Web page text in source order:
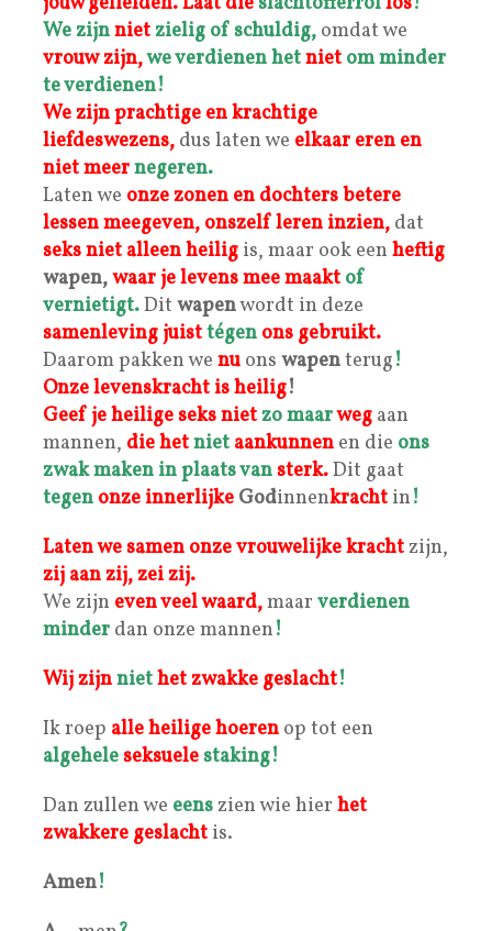
We zijnniet zielig of schuldig, omdat we
vrouwzijn,we verdienen hetniet om minder
te verdienen!
We zijn prachtige en krachtige
liefdeswezens, dus laten we elkaar eren en
niet meernegeren.
Laten we onze zonen en dochtersbetere
lessen meegeven, onszelf leren inzien, dat
seks niet alleen heilig is, maar ook een heftig
wapen,waar jelevensmee maakt of
vernietigt.Dit wapenwordt in deze
samenleving juisttégen ons gebruikt.
Daarom pakken we nu ons wapenterug!
Onze levenskracht is heilig!
Geef je heilige seks niet zo maarweg aan
mannen, die hetniet aankunnen en die ons
zwak maken in plaats van sterk.Dit gaat
tegen onze innerlijke Godinnenkracht in!
Laten we samen onzevrouwelijke krachtzijn,
zij aan zij, zei zij.
We zijn even veel waard,maar verdienen
minder dan onze mannen!
Wij zijnniethet zwakke geslacht!
Ik roep alleheilige hoeren op tot een
algehele seksuele staking!
Dan zullen we eenszien wie hier het
zwakkere geslacht is.
Amen!